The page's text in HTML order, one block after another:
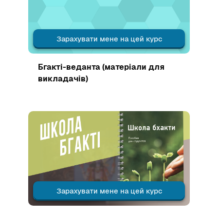
Зарахувати мене на цей курс
Зображення курсу
Бгакті-веданта (матеріали для
викладачів)
Зарахувати мене на цей курс
Зображення курсу" Школа Бхакти (м.Сукумари Сундари)